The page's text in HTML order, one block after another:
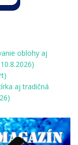
oblohy aj
aj tradičná